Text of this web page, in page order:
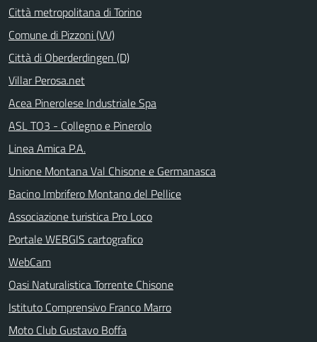
Città metropolitana di Torino
Comune di Pizzoni (VV)
Città di Oberderdingen (D)
Villar Perosa.net
Acea Pinerolese Industriale Spa
ASL TO3 - Collegno e Pinerolo
Linea Amica P.A.
Unione Montana Val Chisone e Germanasca
Bacino Imbrifero Montano del Pellice
Associazione turistica Pro Loco
Portale WEBGIS cartografico
WebCam
Oasi Naturalistica Torrente Chisone
Istituto Comprensivo Franco Marro
Moto Club Gustavo Boffa